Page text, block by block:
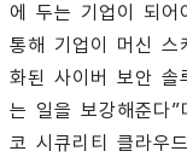
에 두는 기업이 되어
통해 기업이 머신 스
화된 사이버 보안 솔
는 일을 보강해준다
코 시큐리티 클라우